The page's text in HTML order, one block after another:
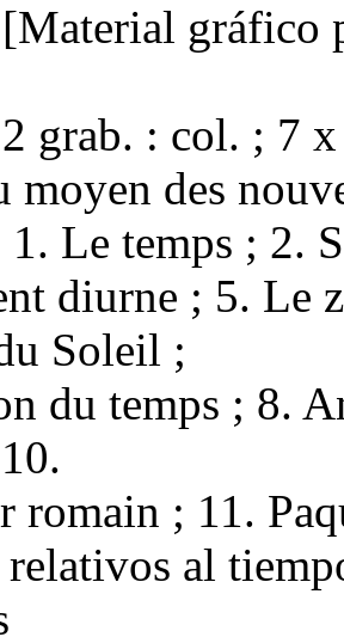
gráfico
grab. : col. ; 7
moyen des
Le temps ; 2.
diurne ; 5. Le
Soleil ;
du temps ; 8.
romain ; 11.
relativos al